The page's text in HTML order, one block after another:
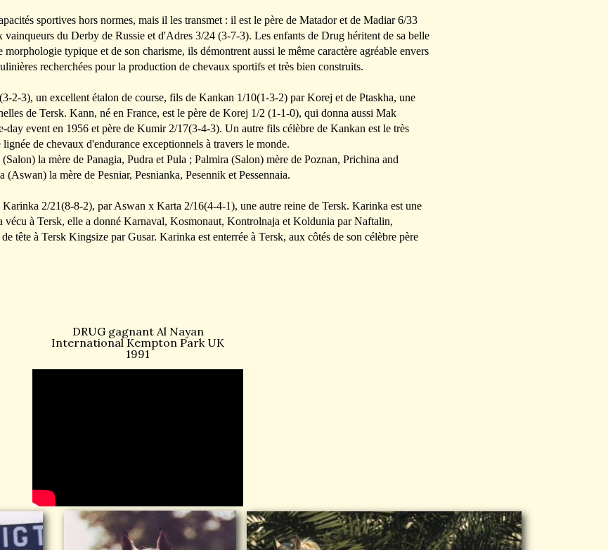
sportives hors normes, mais il les transmet : il est le père de Matador et de Madiar 6/33
vainqueurs du Derby de Russie et d'Adres 3/24 (3-7-3). Les enfants de Drug héritent de sa belle
morphologie typique et de son charisme, ils démontrent aussi le même caractère agréable envers
recherchées pour la production de chevaux sportifs et très bien construits.
2-3), un excellent étalon de course, fils de Kankan 1/10(1-3-2) par Korej et de Ptaskha, une
de Tersk. Kann, né en France, est le père de Korej 1/2 (1-1-0), qui donna aussi Mak
day event en 1956 et père de Kumir 2/17(3-4-3). Un autre fils célèbre de Kankan est le très
de chevaux d'endurance exceptionnels à travers le monde.
la mère de Panagia, Pudra et Pula ; Palmira (Salon) mère de Poznan, Prichina and
(Aswan) la mère de Pesniar, Pesnianka, Pesennik et Pessennaia.
2/21(8-8-2), par Aswan x Karta 2/16(4-4-1), une autre reine de Tersk. Karinka est une
vécu à Tersk, elle a donné Karnaval, Kosmonaut, Kontrolnaja et Koldunia par Naftalin,
tête à Tersk Kingsize par Gusar. Karinka est enterrée à Tersk, aux côtés de son célèbre père
DRUG gagnant Al Nayan
International Kempton Park UK
1991